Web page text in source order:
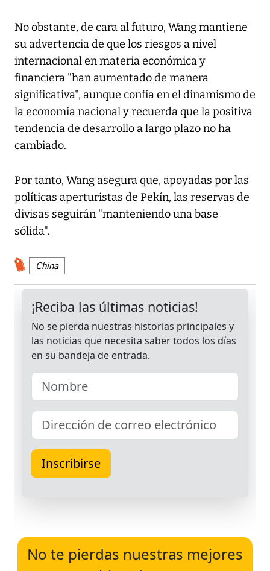
No obstante, de cara al futuro, Wang mantiene
su advertencia de que los riesgos a nivel
internacional en materia económica y
financiera "han aumentado de manera
significativa", aunque confía en el dinamismo de
la economía nacional y recuerda que la positiva
tendencia de desarrollo a largo plazo no ha
cambiado.
Por tanto, Wang asegura que, apoyadas por las
políticas aperturistas de Pekín, las reservas de
divisas seguirán "manteniendo una base
sólida".
China
No te pierdas nuestras mejores